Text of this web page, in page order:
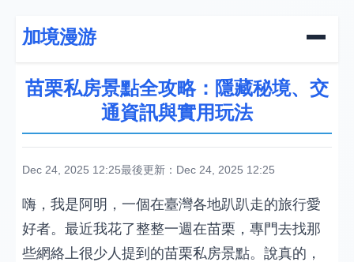
加境漫游
苗栗私房景點全攻略：隱藏秘境、交
通資訊與實用玩法
Dec 24, 2025 12:25最後更新：Dec 24, 2025 12:25
嗨，我是阿明，一個在臺灣各地趴趴走的旅行愛
好者。最近我花了整整一週在苗栗，專門去找那
些網絡上很少人提到的苗栗私房景點。說真的，